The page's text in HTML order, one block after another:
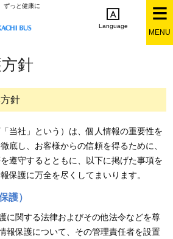
ずっと健康に
Language
한국어
MENU
針
針
当社」という）は、個人情報の重要性を
底し、お客様からの信頼を得るために、
遵守するとともに、以下に掲げた事項を
保護に万全を尽くしてまいります。
護）
に関する法律およびその他法令などを尊
報保護について、その管理責任者を設置